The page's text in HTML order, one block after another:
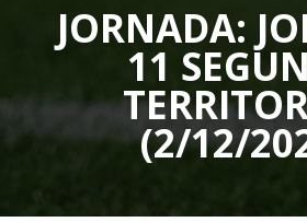
JORNADA:
11
(2/12/